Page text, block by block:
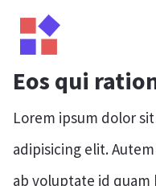
Eos qui
Lorem ipsum dolor
adipisicing elit.
ab voluptate id